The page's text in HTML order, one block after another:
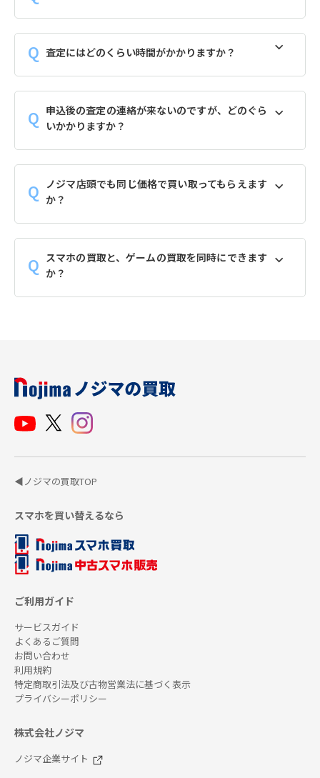
査定にはどのくらい時間がかかりますか？
申込後の査定の連絡が来ないのですが、どのぐら
いかかりますか？
ノジマ店頭でも同じ価格で買い取ってもらえます
か？
スマホの買取と、ゲームの買取を同時にできます
か？
◀ノジマの買取TOP
スマホを買い替えるなら
ご利用ガイド
サービスガイド
よくあるご質問
お問い合わせ
利用規約
特定商取引法及び古物営業法に基づく表示
プライバシーポリシー
株式会社ノジマ
ノジマ企業サイト